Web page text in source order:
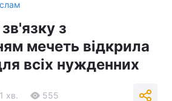
зв'язку з
мечеть відкрила
всіх нужденних
1 хв. 555